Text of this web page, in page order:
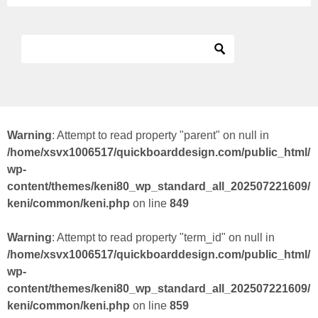
Warning: Attempt to read property "parent" on null in
/home/xsvx1006517/quickboarddesign.com/public_html/
wp-
content/themes/keni80_wp_standard_all_202507221609/
keni/common/keni.php on line 849
Warning: Attempt to read property "term_id" on null in
/home/xsvx1006517/quickboarddesign.com/public_html/
wp-
content/themes/keni80_wp_standard_all_202507221609/
keni/common/keni.php on line 859